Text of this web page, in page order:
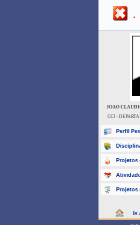
UFPB ›
JOAO
CCJ -
Perfil
Projetos
Projetos
Ir